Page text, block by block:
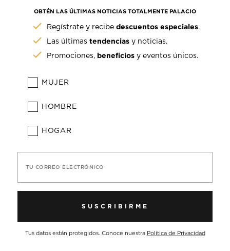
OBTÉN LAS ÚLTIMAS NOTICIAS TOTALMENTE PALACIO
Regístrate y recibedescuentos especiales.
Las últimastendencias y noticias.
Promociones, beneficios y eventos únicos.
MUJER
HOMBRE
HOGAR
TU CORREO ELECTRÓNICO
SUSCRIBIRME
Tus datos están protegidos. Conoce nuestra Política de Privacidad